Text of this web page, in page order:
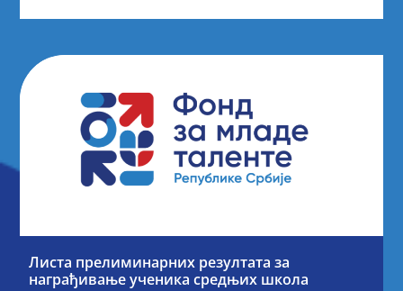
Листа прелиминарних резултата за
награђивање ученика средњих школа